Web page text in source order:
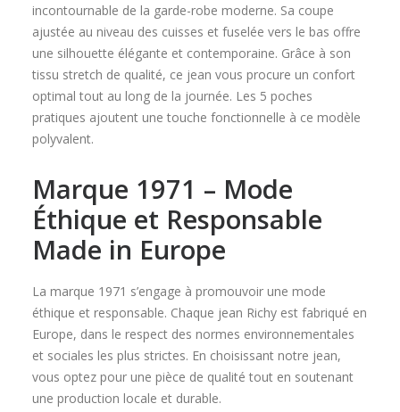
incontournable de la garde-robe moderne. Sa coupe
ajustée au niveau des cuisses et fuselée vers le bas offre
une silhouette élégante et contemporaine. Grâce à son
tissu stretch de qualité, ce jean vous procure un confort
optimal tout au long de la journée. Les 5 poches
pratiques ajoutent une touche fonctionnelle à ce modèle
polyvalent.
Marque 1971 – Mode
Éthique et Responsable
Made in Europe
La marque 1971 s’engage à promouvoir une mode
éthique et responsable. Chaque jean Richy est fabriqué en
Europe, dans le respect des normes environnementales
et sociales les plus strictes. En choisissant notre jean,
vous optez pour une pièce de qualité tout en soutenant
une production locale et durable.